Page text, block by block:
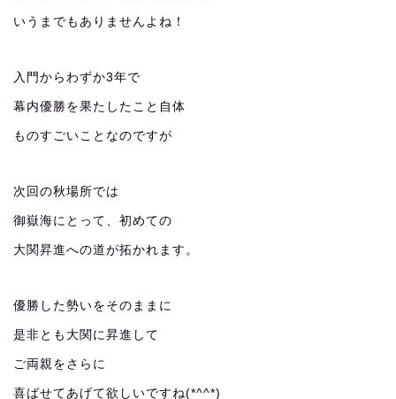
いうまでもありませんよね！
入門からわずか3年で
幕内優勝を果たしたこと自体
ものすごいことなのですが
次回の秋場所では
御嶽海にとって、初めての
大関昇進への道が拓かれます。
優勝した勢いをそのままに
是非とも大関に昇進して
ご両親をさらに
喜ばせてあげて欲しいですね(*^^*)